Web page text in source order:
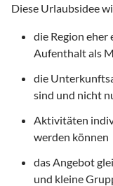
Diese Urlaubsidee
die Region eher
Aufenthalt als
die
sind und nicht
Aktivitäten
werden können
das Angebot
und kleine